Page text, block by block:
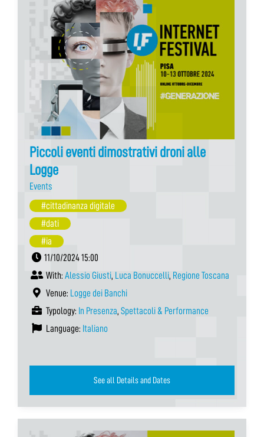
Piccoli eventi dimostrativi droni alle
Logge
Events
#cittadinanza digitale
#dati
#ia
11/10/2024 15:00
With: Alessio Giusti, Luca Bonuccelli, Regione Toscana
Venue: Logge dei Banchi
Typology: In Presenza, Spettacoli & Performance
Language: Italiano
See all Details and Dates